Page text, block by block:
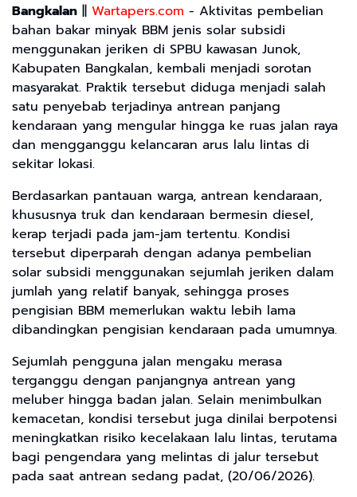
Bangkalan || Wartapers.com - Aktivitas pembelian
bahan bakar minyak BBM jenis solar subsidi
menggunakan jeriken di SPBU kawasan Junok,
Kabupaten Bangkalan, kembali menjadi sorotan
masyarakat. Praktik tersebut diduga menjadi salah
satu penyebab terjadinya antrean panjang
kendaraan yang mengular hingga ke ruas jalan raya
dan mengganggu kelancaran arus lalu lintas di
sekitar lokasi.
Berdasarkan pantauan warga, antrean kendaraan,
khususnya truk dan kendaraan bermesin diesel,
kerap terjadi pada jam-jam tertentu. Kondisi
tersebut diperparah dengan adanya pembelian
solar subsidi menggunakan sejumlah jeriken dalam
jumlah yang relatif banyak, sehingga proses
pengisian BBM memerlukan waktu lebih lama
dibandingkan pengisian kendaraan pada umumnya.
Sejumlah pengguna jalan mengaku merasa
terganggu dengan panjangnya antrean yang
meluber hingga badan jalan. Selain menimbulkan
kemacetan, kondisi tersebut juga dinilai berpotensi
meningkatkan risiko kecelakaan lalu lintas, terutama
bagi pengendara yang melintas di jalur tersebut
pada saat antrean sedang padat, (20/06/2026).